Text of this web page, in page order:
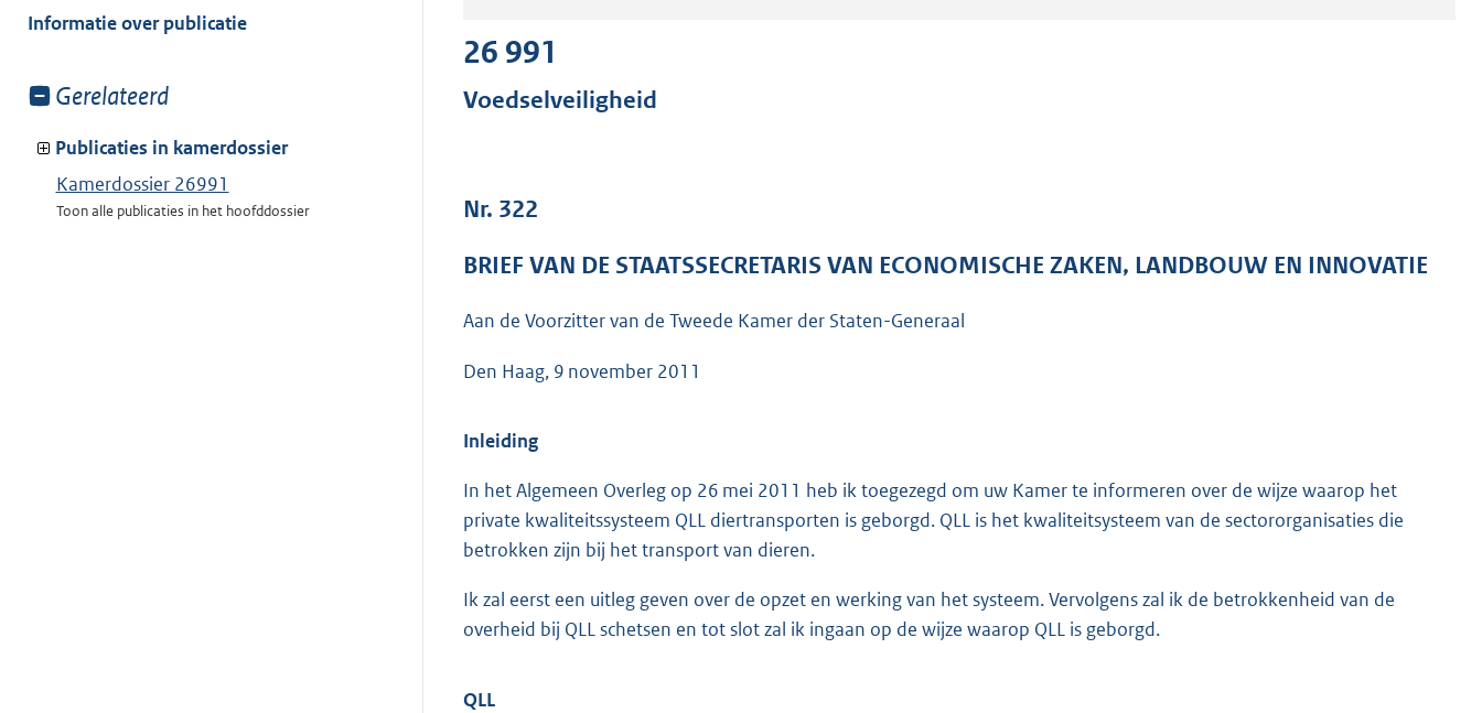
van:
Informatie over publicatie
Toon
van:
Gerelateerd
Publicaties in kamerdossier
Kamerdossier 26991
Toon alle publicaties in het hoofddossier
r
o
9
K
b
26 991
Voedselveiligheid
Nr. 322
BRIEF VAN DE STAATSSECRETARIS VAN ECONOMISCHE ZAKEN, LANDBOUW EN INNOVATIE
Aan de Voorzitter van de Tweede Kamer der Staten-Generaal
Den Haag, 9 november 2011
Inleiding
In het Algemeen Overleg op 26 mei 2011 heb ik toegezegd om uw Kamer te informeren over de wijze waarop het
private kwaliteitssysteem QLL diertransporten is geborgd. QLL is het kwaliteitsysteem van de sectororganisaties die
betrokken zijn bij het transport van dieren.
Ik zal eerst een uitleg geven over de opzet en werking van het systeem. Vervolgens zal ik de betrokkenheid van de
overheid bij QLL schetsen en tot slot zal ik ingaan op de wijze waarop QLL is geborgd.
QLL